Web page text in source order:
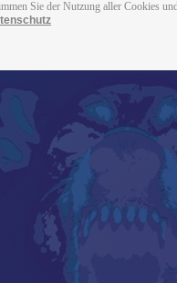
Sie der Nutzung aller Cookies